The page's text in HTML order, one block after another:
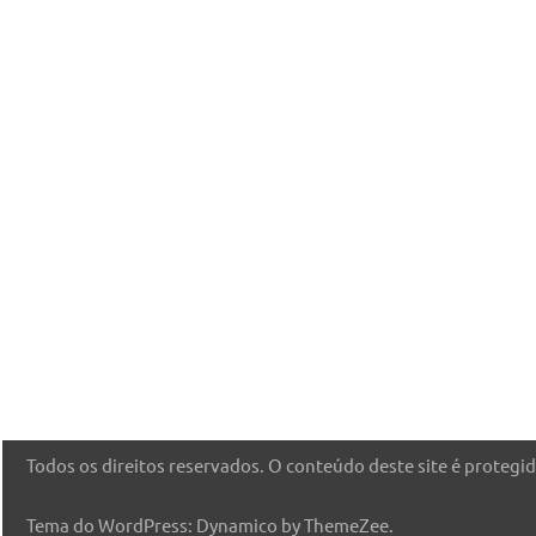
Todos os direitos reservados. O conteúdo deste site é
Tema do WordPress: Dynamico by ThemeZee.